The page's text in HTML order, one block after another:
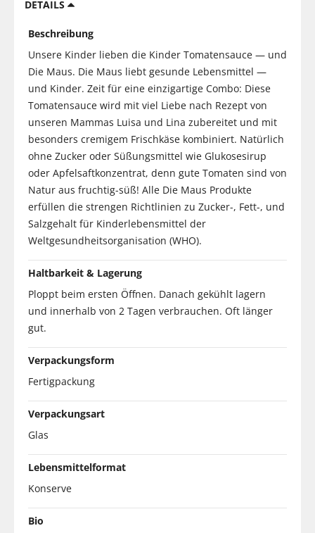
DETAILS
Beschreibung
Unsere Kinder lieben die Kinder Tomatensauce — und
Die Maus. Die Maus liebt gesunde Lebensmittel —
und Kinder. Zeit für eine einzigartige Combo: Diese
Tomatensauce wird mit viel Liebe nach Rezept von
unseren Mammas Luisa und Lina zubereitet und mit
besonders cremigem Frischkäse kombiniert. Natürlich
ohne Zucker oder Süßungsmittel wie Glukosesirup
oder Apfelsaftkonzentrat, denn gute Tomaten sind von
Natur aus fruchtig-süß! Alle Die Maus Produkte
erfüllen die strengen Richtlinien zu Zucker-, Fett-, und
Salzgehalt für Kinderlebensmittel der
Weltgesundheitsorganisation (WHO).
Haltbarkeit & Lagerung
Ploppt beim ersten Öffnen. Danach gekühlt lagern
und innerhalb von 2 Tagen verbrauchen. Oft länger
gut.
Verpackungsform
Fertigpackung
Verpackungsart
Glas
Lebensmittelformat
Konserve
Bio